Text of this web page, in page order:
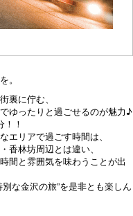
。
裏に佇む、
ゆったりと過ごせるのが魅力♪
！
エリアで過ごす時間は、
香林坊周辺とは違い、
間と雰囲気を味わうことが出
な金沢の旅”を是非とも楽しん